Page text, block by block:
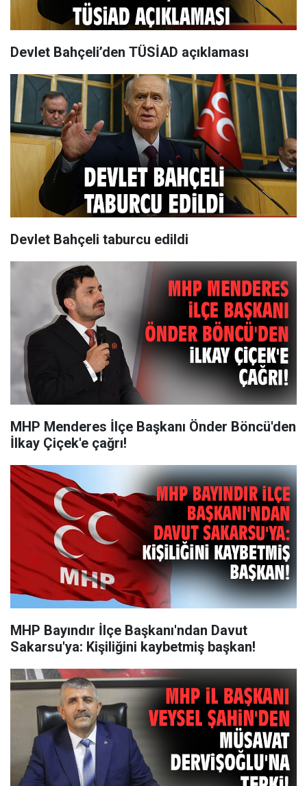
Devlet Bahçeli’den TÜSİAD açıklaması
Devlet Bahçeli taburcu edildi
MHP Menderes İlçe Başkanı Önder Böncü'den
İlkay Çiçek'e çağrı!
MHP Bayındır İlçe Başkanı'ndan Davut
Sakarsu'ya: Kişiliğini kaybetmiş başkan!